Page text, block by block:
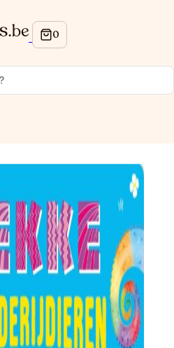
acties?
en ontvang
om contact op te nemen, in
privacybeleid.